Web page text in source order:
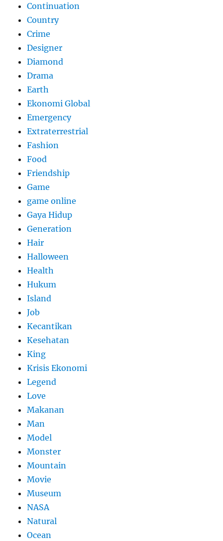
Continuation
Country
Crime
Designer
Diamond
Drama
Earth
Ekonomi Global
Emergency
Extraterrestrial
Fashion
Food
Friendship
Game
game online
Gaya Hidup
Generation
Hair
Halloween
Health
Hukum
Island
Job
Kecantikan
Kesehatan
King
Krisis Ekonomi
Legend
Love
Makanan
Man
Model
Monster
Mountain
Movie
Museum
NASA
Natural
Ocean